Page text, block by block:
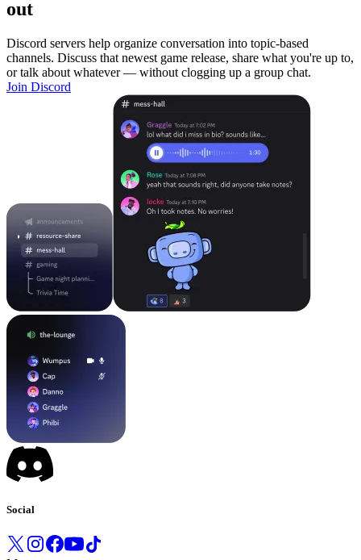
out
Discord servers help organize conversation into topic-based
channels. Discuss that newest game release, share what you're up to,
or talk about whatever — without clogging up a group chat.
Join Discord
Social